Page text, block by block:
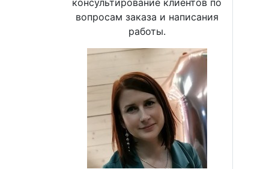
консультирование клиентов по
вопросам заказа и написания
работы.